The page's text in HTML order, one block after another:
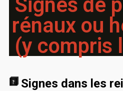
rénaux ou
(y compris
Signes dans les